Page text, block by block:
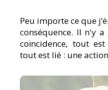
Peu importe ce que
conséquence. Il n'y
coïncidence, tout
tout est lié : une